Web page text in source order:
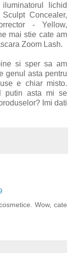
lichid
Concealer,
- Yellow,
mai stie cate am
Zoom Lash.
si sper sa am
genul asta pentru
e chiar misto.
putin asta mi se
Imi dati
Wow, cate